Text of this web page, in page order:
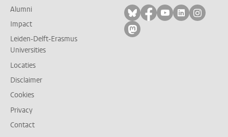
Alumni
Impact
Leiden-Delft-Erasmus
Universities
Locaties
Disclaimer
Cookies
Privacy
Contact
Volg ons op bluesky
Volg ons op
Volg ons op
Volg ons
Volg
Volg ons op mastodon